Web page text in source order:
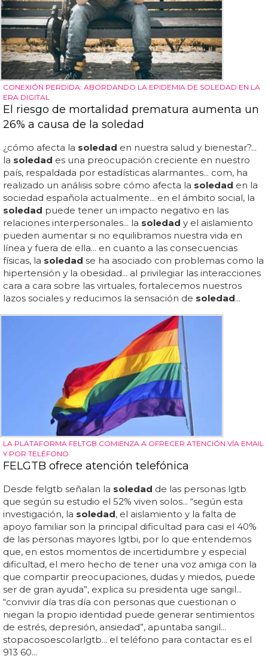
CONEXIÓN PERDIDA: ABORDANDO LA EPIDEMIA DE SOLEDAD EN LA
ERA DIGITAL
El riesgo de mortalidad prematura aumenta un
26% a causa de la soledad
¿cómo afecta la soledad en nuestra salud y bienestar?...
la soledad es una preocupación creciente en nuestro
país, respaldada por estadísticas alarmantes... com, ha
realizado un análisis sobre cómo afecta la soledad en la
sociedad española actualmente... en el ámbito social, la
soledad puede tener un impacto negativo en las
relaciones interpersonales... la soledad y el aislamiento
pueden aumentar si no equilibramos nuestra vida en
línea y fuera de ella... en cuanto a las consecuencias
físicas, la soledad se ha asociado con problemas como la
hipertensión y la obesidad... al privilegiar las interacciones
cara a cara sobre las virtuales, fortalecemos nuestros
lazos sociales y reducimos la sensación de soledad...
LA PLATAFORMA FELTGB COMIENZA A OFRECER ATENCIÓN VÍA EMAIL
Y POR TELÉFONO
FELGTB ofrece atención telefónica
Desde felgtb señalan la soledad de las personas lgtb
que según su estudio el 52% viven solos... “según esta
investigación, la soledad, el aislamiento y la falta de
apoyo familiar son la principal dificultad para casi el 40%
de las personas mayores lgtbi, por lo que entendemos
que, en estos momentos de incertidumbre y especial
dificultad, el mero hecho de tener una voz amiga con la
que compartir preocupaciones, dudas y miedos, puede
ser de gran ayuda”, explica su presidenta uge sangil...
“convivir día tras día con personas que cuestionan o
niegan la propio identidad puede generar sentimientos
de estrés, depresión, ansiedad”, apuntaba sangil...
stopacosoescolarlgtb... el teléfono para contactar es el
913 60...